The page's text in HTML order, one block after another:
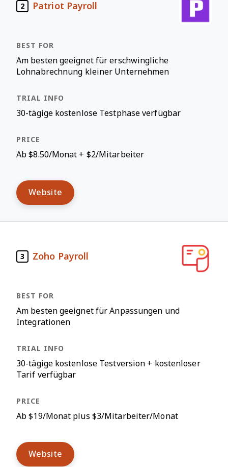
2 Patriot Payroll
Am besten geeignet für erschwingliche
Lohnabrechnung kleiner Unternehmen
30-tägige kostenlose Testphase verfügbar
Ab $8.50/Monat + $2/Mitarbeiter
Website
3 Zoho Payroll
Am besten geeignet für Anpassungen und
Integrationen
30-tägige kostenlose Testversion + kostenloser
Tarif verfügbar
Ab $19/Monat plus $3/Mitarbeiter/Monat
Website